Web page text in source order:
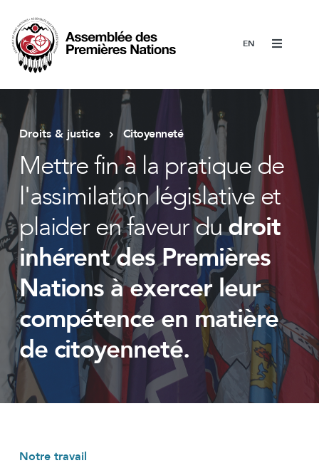
Menu
Droits & justice Citoyenneté
Mettre fin à la pratique de
l'assimilation législative et
plaider en faveur dudroit
inhérent des Premières
Nations à exercer leur
compétence en matière
de citoyenneté.
Notre travail